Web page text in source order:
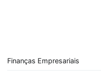
Finanças Empresariais